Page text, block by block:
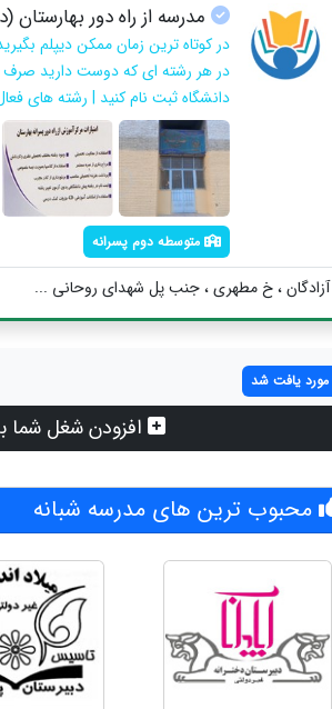
مدرسه از راه دور
در کوتاه ترین زمان ممکن دیپلم
در هر رشته ای که دوست دارید صرف
دانشگاه ثبت نام کنید | رشته های
متوسطه دوم پسرانه
آزادگان ، خ مطهری ، جنب پل شهدای روحانی ...
افزودن شغل شما
محبوب ترین های مدرسه شبانه